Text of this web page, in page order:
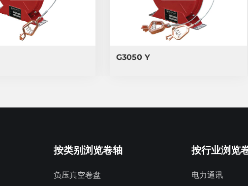
G3050 Y
按类别浏览卷轴
负压真空卷盘
按行业浏览
电力通讯